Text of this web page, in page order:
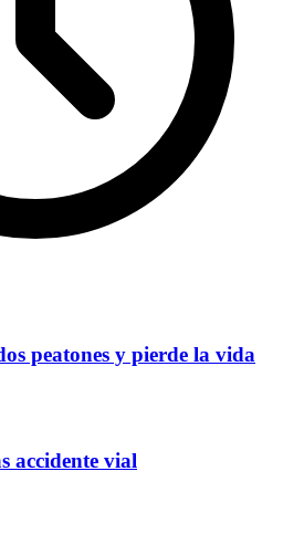
peatones y pierde la vida
accidente vial